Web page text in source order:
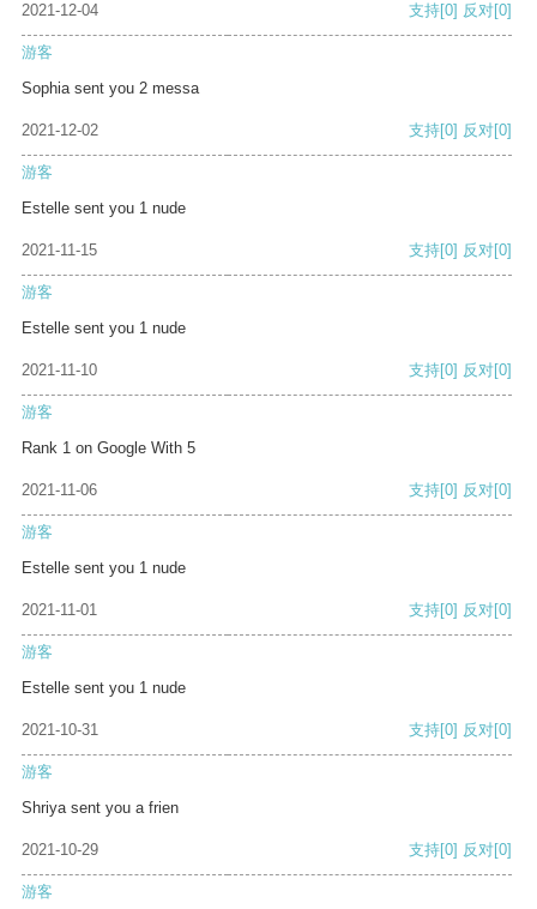
2021-12-04 支持[0] 反对[0]
游客
Sophia sent you 2 messa
2021-12-02 支持[0] 反对[0]
游客
Estelle sent you 1 nude
2021-11-15 支持[0] 反对[0]
游客
Estelle sent you 1 nude
2021-11-10 支持[0] 反对[0]
游客
Rank 1 on Google With 5
2021-11-06 支持[0] 反对[0]
游客
Estelle sent you 1 nude
2021-11-01 支持[0] 反对[0]
游客
Estelle sent you 1 nude
2021-10-31 支持[0] 反对[0]
游客
Shriya sent you a frien
2021-10-29 支持[0] 反对[0]
游客